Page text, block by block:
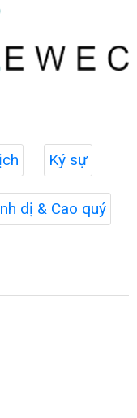
Ký sự
dị & Cao quý